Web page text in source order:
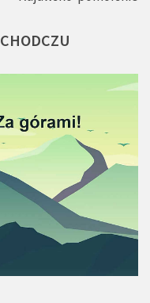
CHODCZU